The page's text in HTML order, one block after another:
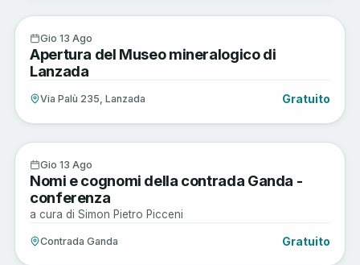
Arte e Cultura
Gio 13 Ago
Apertura del Museo mineralogico di
Lanzada
Via Palù 235, Lanzada Gratuito
Arte e Cultura
Gio 13 Ago
Nomi e cognomi della contrada Ganda -
conferenza
a cura di Simon Pietro Picceni
Contrada Ganda Gratuito